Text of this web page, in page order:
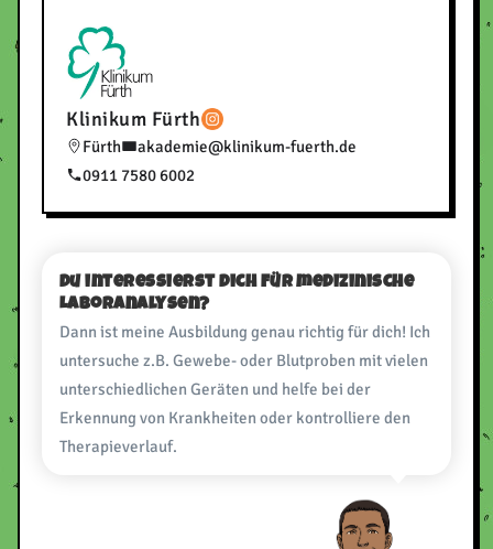
Klinikum Fürth
Fürth
akademie@klinikum-fuerth.de
0911 7580 6002
Du interessierst dich für medizinische
Laboranalysen?
Dann ist meine Ausbildung genau richtig für dich! Ich
untersuche z.B. Gewebe- oder Blutproben mit vielen
unterschiedlichen Geräten und helfe bei der
Erkennung von Krankheiten oder kontrolliere den
Therapieverlauf.